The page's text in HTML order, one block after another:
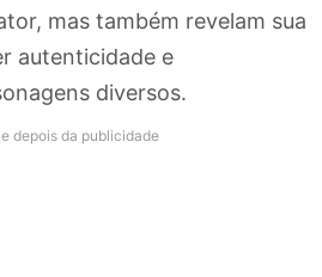
mas também revelam sua
autenticidade e
diversos.
depois da publicidade